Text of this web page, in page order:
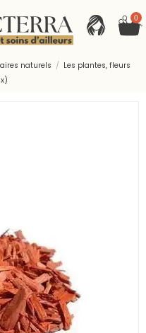
0
naturels
Les plantes, fleurs